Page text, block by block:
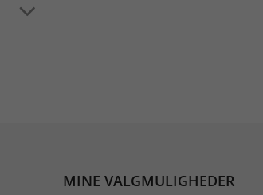
MINE VALGMULIGHEDER